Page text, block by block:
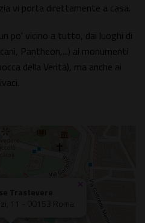
vi porta direttamente a casa.
po' vicino a tutto, dai luoghi di
Pantheon,...) ai monumenti
della Verità), ma anche ai
×